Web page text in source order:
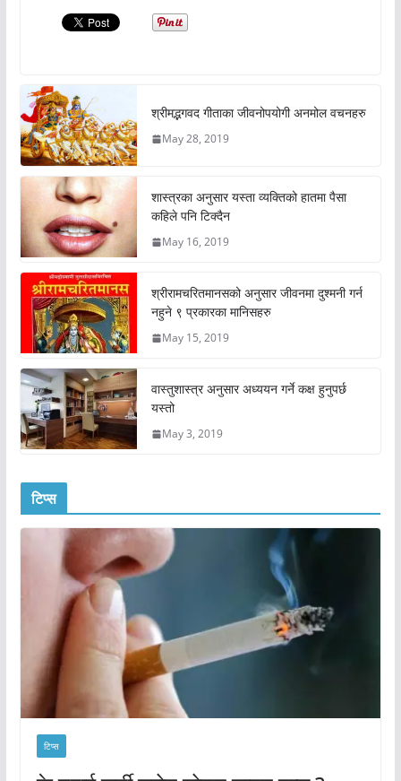
श्रीमद्भगवद गीताका जीवनोपयोगी अनमोल वचनहरु
May 28, 2019
शास्त्रका अनुसार यस्ता व्यक्तिको हातमा पैसा
कहिले पनि टिक्दैन
May 16, 2019
श्रीरामचरितमानसको अनुसार जीवनमा दुश्मनी गर्न
नहुने ९ प्रकारका मानिसहरु
May 15, 2019
वास्तुशास्त्र अनुसार अध्ययन गर्ने कक्ष हुनुपर्छ
यस्तो
May 3, 2019
टिप्स
टिप्स